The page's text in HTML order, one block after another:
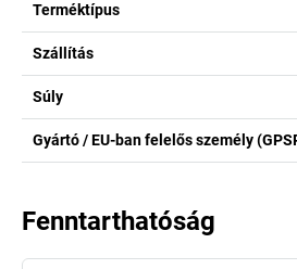
Terméktípus
Szállítás
Súly
Gyártó / EU-ban felelős személy
Fenntarthatóság